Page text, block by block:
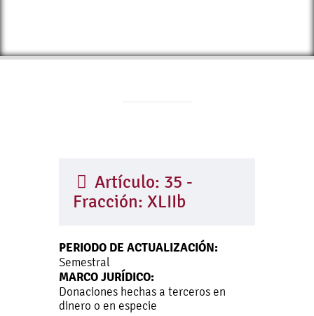
Artículo: 35 -
Fracción: XLIIb
PERIODO DE ACTUALIZACIÓN:
Semestral
MARCO JURÍDICO:
Donaciones hechas a terceros en
dinero o en especie